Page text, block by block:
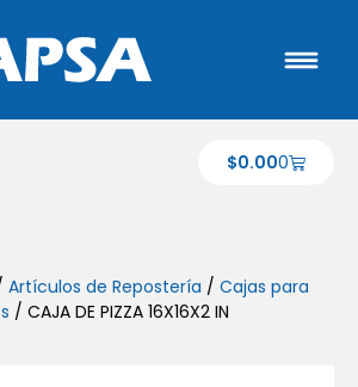
$0.000
Artículos de Repostería / Cajas para
/ CAJA DE PIZZA 16X16X2 IN